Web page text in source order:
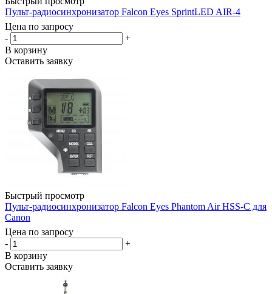
Пульт-радиосинхронизатор Falcon Eyes SprintLED AIR-4
Цена по запросу
-
+
В корзину
Оставить заявку
Быстрый просмотр
Пульт-радиосинхронизатор Falcon Eyes Phantom Air HSS-C для
Canon
Цена по запросу
-
+
В корзину
Оставить заявку